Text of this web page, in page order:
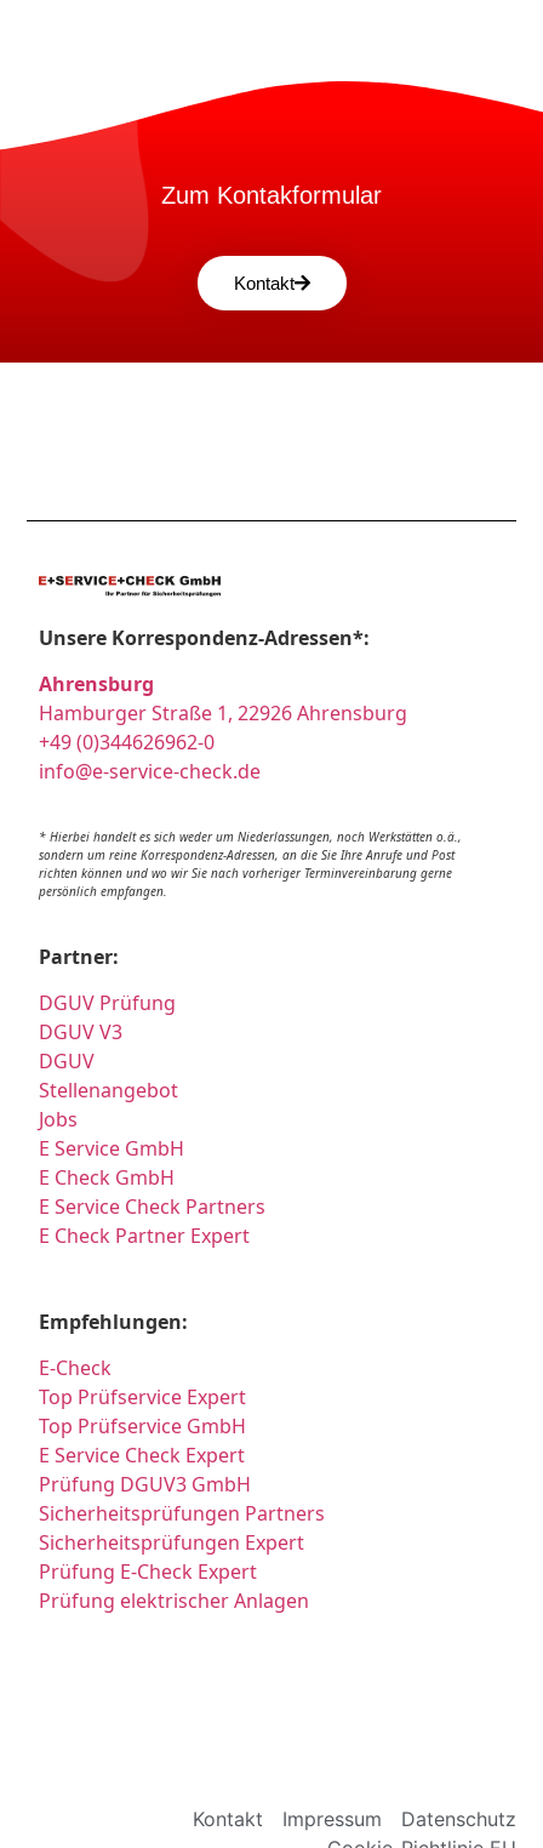
Zum Kontakformular
Kontakt
Unsere Korrespondenz-Adressen*:
Ahrensburg
Hamburger Straße 1, 22926 Ahrensburg
+49 (0)344626962-0
info@e-service-check.de
* Hierbei handelt es sich weder um Niederlassungen, noch Werkstätten o.ä.,
sondern um reine Korrespondenz-Adressen, an die Sie Ihre Anrufe und Post
richten können und wo wir Sie nach vorheriger Terminvereinbarung gerne
persönlich empfangen.
Partner:
DGUV Prüfung
DGUV V3
DGUV
Stellenangebot
Jobs
E Service GmbH
E Check GmbH
E Service Check Partners
E Check Partner Expert
Empfehlungen:
E-Check
Top Prüfservice Expert
Top Prüfservice GmbH
E Service Check Expert
Prüfung DGUV3 GmbH
Sicherheitsprüfungen Partners
Sicherheitsprüfungen Expert
Prüfung E-Check Expert
Prüfung elektrischer Anlagen
Kontakt Impressum
Datenschutz